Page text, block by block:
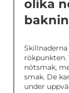
olika
rökpunkten.
nötsmak,
smak. De
under